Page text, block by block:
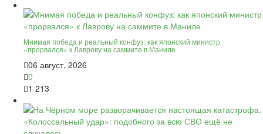
Мнимая победа и реальный конфуз: как японский министр
«прорвался» к Лаврову на саммите в Маниле
06 август, 2026
0
1 213